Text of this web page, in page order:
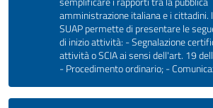
amministrazione italiana e i cittadini.
SUAP permette di presentare le
di inizio attività: - Segnalazione
attività o SCIA ai sensi dell'art. 19
- Procedimento ordinario; -